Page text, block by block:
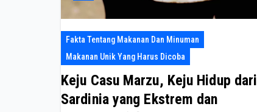
Fakta Tentang Makanan Dan Minuman
Makanan Unik Yang Harus Dicoba
Keju Casu Marzu, Keju Hidup dari
Sardinia yang Ekstrem dan